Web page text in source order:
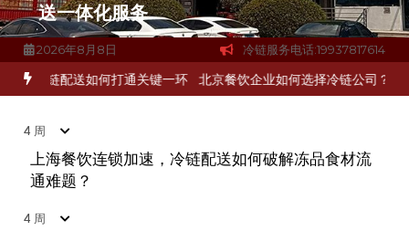
送一体化服务
2026年8月8日 冷链服务电话:19937817614
通关键一环 北京餐饮企业如何选择冷链公司？ 上海餐饮连锁加速，
4 周
上海餐饮连锁加速，冷链配送如何破解冻品食材流
通难题？
4 周
5 北京餐饮仓配一体化的核心价值与落地实践解析
2026年7月14日 4 周
武汉冻品配送三要素：控温、时效、低成本如何兼得？
2026年7月14日 1分钟 4 周